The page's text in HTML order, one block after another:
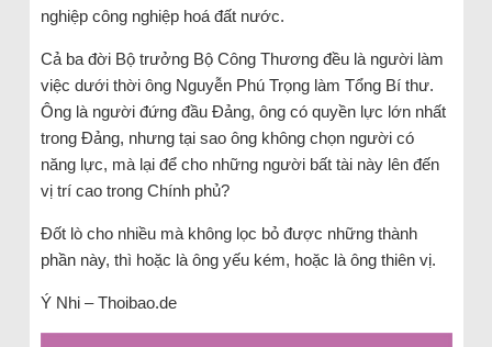
nghiệp công nghiệp hoá đất nước.
Cả ba đời Bộ trưởng Bộ Công Thương đều là người làm
việc dưới thời ông Nguyễn Phú Trọng làm Tổng Bí thư.
Ông là người đứng đầu Đảng, ông có quyền lực lớn nhất
trong Đảng, nhưng tại sao ông không chọn người có
năng lực, mà lại để cho những người bất tài này lên đến
vị trí cao trong Chính phủ?
Đốt lò cho nhiều mà không lọc bỏ được những thành
phần này, thì hoặc là ông yếu kém, hoặc là ông thiên vị.
Ý Nhi – Thoibao.de